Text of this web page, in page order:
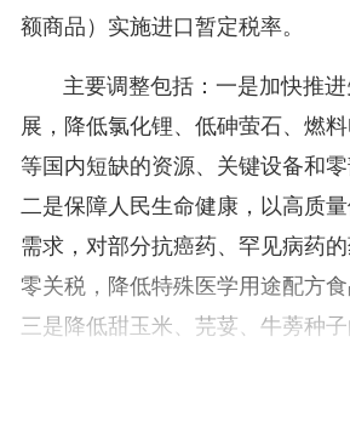
额商品）实施进口暂定税率。
主要调整包括：一是加快推
展，降低氯化锂、低砷萤石、燃
等国内短缺的资源、关键设备和零
二是保障人民生命健康，以高质
需求，对部分抗癌药、罕见病药
零关税，降低特殊医学用途配方食
三是降低甜玉米、芫荽、牛蒡种